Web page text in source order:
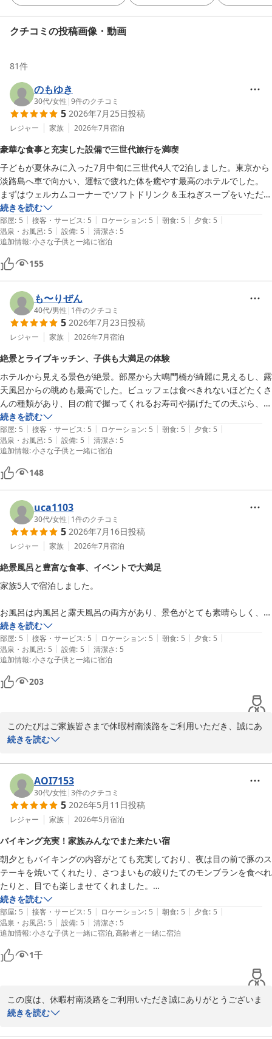
クチコミの投稿画像・動画
81件
のもゆき
30代/女性 |9件のクチコミ
5 2026年7月25日投稿
レジャー 家族 2026年7月宿泊
豪華な食事と充実した設備で三世代旅行を満喫
子どもが夏休みに入った7月中旬に三世代4人で2泊しました。東京から
淡路島へ車で向かい、運転で疲れた体を癒やす最高のホテルでした。
まずはウェルカムコーナーでソフトドリンク＆玉ねぎスープをいただき
ました。
お部屋は和室を利用し、窓からは福良港が一望できました。少し年数は
感じますが、綺麗に清掃されていました。
何より楽しみにしていた夕食は選びきれないほど豪華!てんぷらとステ
ーキ（1日目はビーフ、2日目はポーク)とモンブランはライブキッチン
で出来立てをいただけました。淡路島と言えば“玉ねぎ”ということもあ
コーナーのオニオンスライスなど、たくさんのメニューがありました。
小学生の息子が大興奮したのはご飯ロボット＆玉ねぎふりかけでした!
お風呂は内湯と露天の2つ。露天からは鳴門大橋が見え、とても快適で
した。シャンプー、トリートメント、ボディソープはPOLA、クレンジ
ングオイル、洗顔の他に炭洗顔や角質がポロポロするやつもありまし
うです）化粧水、乳液、髪の毛用トリートメントもあるので、何も持っ
ていかなくても完結できてしまいます。湯上がりアイスも美味しかった
です。
宿泊者向けにウミホタルと天体観測のプログラムにも参加しました。
伊良湖、館山、そして淡路島と３か所の休暇村に泊まりましたが、どれ
も素敵なホテルでした。ありがとうございました。
続きを読む
部屋: 5 | 接客・サービス: 5 | ロケーション: 5 | 朝食: 5 | 夕食: 5 |
温泉・お風呂: 5 | 設備: 5 | 清潔さ: 5
追加情報:小さな子供と一緒に宿泊
155
も〜りぜん
40代/男性 | 1件のクチコミ
5 2026年7月23日投稿
レジャー 家族 2026年7月宿泊
絶景とライブキッチン、子供も大満足の体験
ホテルから見える景色が絶景。部屋から大鳴門橋が綺麗に見えるし、露
天風呂からの眺めも最高でした。ビュッフェは食べきれないほどたくさ
んの種類があり、目の前で握ってくれるお寿司や揚げたての天ぷら、焼
きたてのお肉など、シェフの方が目の前で料理してくれるものをいただ
ける贅沢感がたまりませんでした。スタッフの方の気配り等も申し分な
く、また何度でも行きたいと思えるところでした。
天体観測や海ほたるの観賞など、ほかでは体験できないこともあって、
子供たちも満足していました。
続きを読む
部屋: 5 | 接客・サービス: 5 | ロケーション: 5 | 朝食: 5 | 夕食: 5 |
温泉・お風呂: 5 | 設備: 5 | 清潔さ: 5
追加情報:小さな子供と一緒に宿泊
148
uca1103
30代/女性 | 1件のクチコミ
5 2026年7月16日投稿
レジャー 家族 2026年7月宿泊
絶景風呂と豊富な食事、イベントで大満足
家族5人で宿泊しました。
お風呂は内風呂と露天風呂の両方があり、景色がとても素晴らしく、ゆ
ったりとした時間を過ごせました。シャワーもボタンを押し続けるタイ
プではなく、お湯が出続けるタイプだったので、とても快適でした。
夕食・朝食ともに品数が豊富で、地元の特産品をふんだんに使った料理
が楽しめ、大満足でした。フリードリンクコーナーがあるのも嬉しいポ
イントです。
海ほたる鑑賞や展望台での星空観察などのイベントが開催されていて、
子どもたちも飽きることなく楽しめました。瓦の絵付け体験も思い出に
残る楽しい時間でした。
スタッフの皆さんも親切で、家族みんなが気持ちよく過ごせました。ま
たぜひ宿泊したいと思えるホテルです。
続きを読む
部屋: 5 | 接客・サービス: 5 | ロケーション: 5 | 朝食: 5 | 夕食: 5 |
温泉・お風呂: 5 | 設備: 5 | 清潔さ: 5
追加情報:小さな子供と一緒に宿泊
203
このたびはご家族皆さまで休暇村南淡路をご利用いただき、誠にあ
りがとうございました。
備、お食事やフリードリンクなど、さまざまな点にご満足いただけ
たご様子を大変嬉しく拝見いたしました。
また、海ほたる鑑賞や星空観察、瓦の絵付け体験などのイベントも
ご家族皆さまでお楽しみいただき、素敵な思い出となりましたこと
は、私どもにとりましても何よりの喜びです。
げます。今後も皆さまに快適で思い出に残るご滞在をご提供できる
よう努めてまいります。
ぜひまた季節を変えて、ご家族皆さまでお越しくださいませ。スタ
休暇村 南淡路 ＜淡路島＞
2026-07-27
続きを読む
AOI7153
30代/女性 |3件のクチコミ
5 2026年5月11日投稿
レジャー 家族 2026年5月宿泊
バイキング充実！家族みんなでまた来たい宿
朝夕ともバイキングの内容がとても充実しており、夜は目の前で豚のス
テーキを焼いてくれたり、さつまいもの絞りたてのモンブランを食べれ
たりと、目でも楽しませてくれました。
海鮮も充実していて、カツオのたたきや鯛などの御造り、お寿司も小ぶ
りにしてくれているので色んな種類を楽しむことが出来ました！
8人と大人数でしたが、食事の時も別れることなく席も準備してくれて
いて、とても嬉しかったです。
お風呂は内風呂、外風呂の2つでサウナはありませんでしたが、ドライ
ヤーもリファを置いてあったり備品にもこだわりを感じられました。
ウェルカムドリンクもチェックアウト後も利用できたのも嬉しかったで
続きを読む
部屋: 5 | 接客・サービス: 5 | ロケーション: 5 | 朝食: 5 | 夕食: 5 |
温泉・お風呂: 5 | 設備: 5 | 清潔さ: 5
追加情報:小さな子供と一緒に宿泊 高齢者と一緒に宿泊
1千
この度は、休暇村南淡路をご利用いただき誠にありがとうございま
した。
続きを読む